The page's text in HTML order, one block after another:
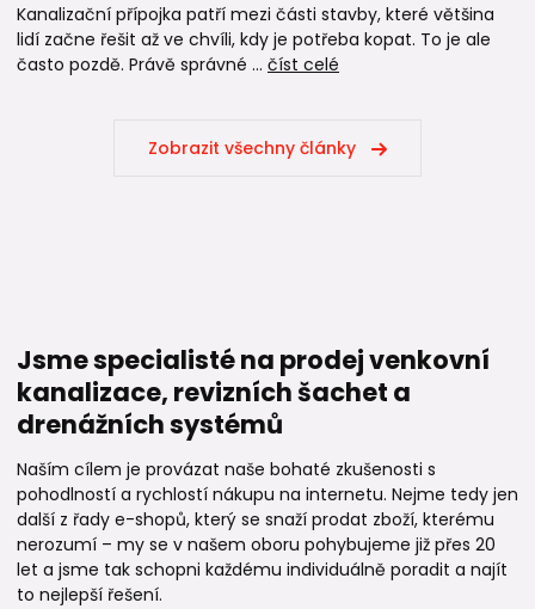
Kanalizační přípojka patří mezi části stavby, které většina
lidí začne řešit až ve chvíli, kdy je potřeba kopat. To je ale
často pozdě. Právě správné ... číst celé
Zobrazit všechny články
Jsme specialisté na prodej venkovní
kanalizace, revizních šachet a
drenážních systémů
Naším cílem je provázat naše bohaté zkušenosti s
pohodlností a rychlostí nákupu na internetu. Nejme tedy jen
další z řady e-shopů, který se snaží prodat zboží, kterému
nerozumí – my se v našem oboru pohybujeme již přes 20
let a jsme tak schopni každému individuálně poradit a najít
to nejlepší řešení.